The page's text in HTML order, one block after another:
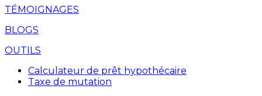
TÉMOIGNAGES
BLOGS
OUTILS
Calculateur de prêt hypothécaire
Taxe de mutation